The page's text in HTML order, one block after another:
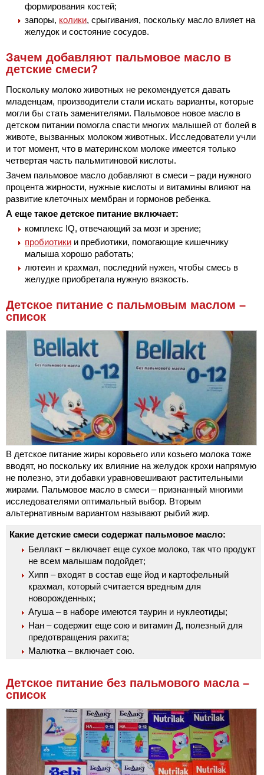
формирования костей;
запоры, колики, срыгивания, поскольку масло влияет на
желудок и состояние сосудов.
Зачем добавляют пальмовое масло в
детские смеси?
Поскольку молоко животных не рекомендуется давать
младенцам, производители стали искать варианты, которые
могли бы стать заменителями. Пальмовое новое масло в
детском питании помогла спасти многих малышей от болей в
животе, вызванных молоком животных. Исследователи учли
и тот момент, что в материнском молоке имеется только
четвертая часть пальмитиновой кислоты.
Зачем пальмовое масло добавляют в смеси – ради нужного
процента жирности, нужные кислоты и витамины влияют на
развитие клеточных мембран и гормонов ребенка.
А еще такое детское питание включает:
комплекс IQ, отвечающий за мозг и зрение;
пробиотики и пребиотики, помогающие кишечнику
малыша хорошо работать;
лютеин и крахмал, последний нужен, чтобы смесь в
желудке приобретала нужную вязкость.
Детское питание с пальмовым маслом –
список
В детское питание жиры коровьего или козьего молока тоже
вводят, но поскольку их влияние на желудок крохи напрямую
не полезно, эти добавки уравновешивают растительными
жирами. Пальмовое масло в смеси – признанный многими
исследователями оптимальный выбор. Вторым
альтернативным вариантом называют рыбий жир.
Какие детские смеси содержат пальмовое масло:
Беллакт – включает еще сухое молоко, так что продукт
не всем малышам подойдет;
Хипп – входят в состав еще йод и картофельный
крахмал, который считается вредным для
новорожденных;
Агуша – в наборе имеются таурин и нуклеотиды;
Нан – содержит еще сою и витамин Д, полезный для
предотвращения рахита;
Малютка – включает сою.
Детское питание без пальмового масла –
список